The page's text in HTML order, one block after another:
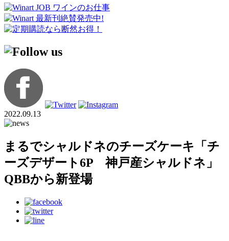
2022.09.13
まるでシャルドネのチーズケーキ「チ
ーズデザート6P 神戸産シャルドネ」
QBBから新登場